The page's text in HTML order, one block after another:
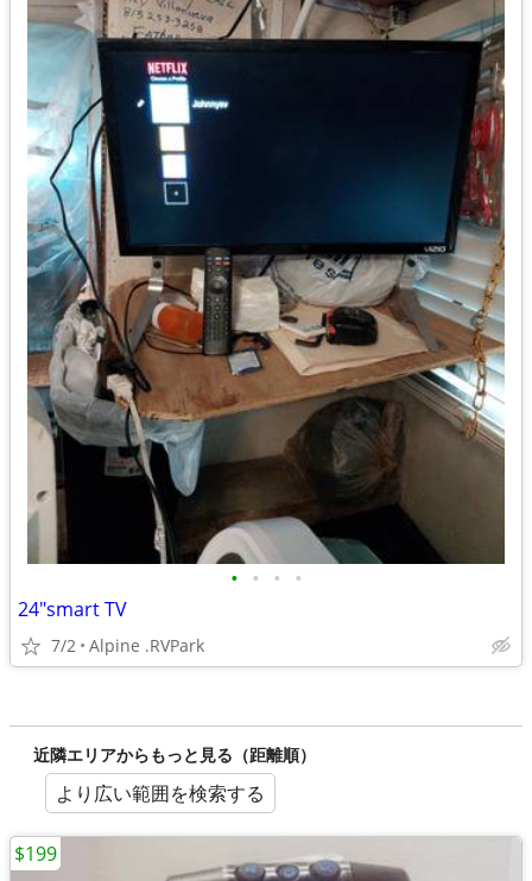
• • • •
24"smart TV
7/2 Alpine .RVPark
近隣エリアからもっと見る（距離順）
より広い範囲を検索する
$199